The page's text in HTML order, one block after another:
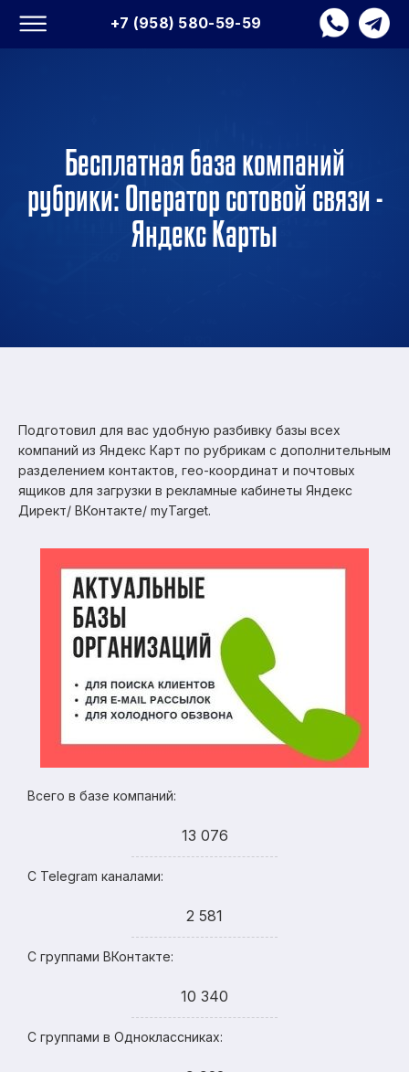
+7 (958) 580-59-59
Бесплатная база компаний
рубрики: Оператор сотовой связи -
Яндекс Карты
Подготовил для вас удобную разбивку базы всех
компаний из Яндекс Карт по рубрикам с дополнительным
разделением контактов, гео-координат и почтовых
ящиков для загрузки в рекламные кабинеты Яндекс
Директ/ ВКонтакте/ myTarget.
Всего в базе компаний:
13 076
С Telegram каналами:
2 581
С группами ВКонтакте:
10 340
С группами в Одноклассниках: